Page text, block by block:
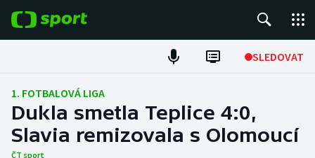
SLEDOVAT
Fotbal
Hokej
1. FOTBALOVÁ LIGA
Dukla smetla Teplice 4:0,
Slavia remizovala s Olomoucí
ČT sport